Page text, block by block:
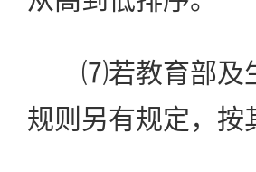
⑺若教育部及生
规则另有规定，按